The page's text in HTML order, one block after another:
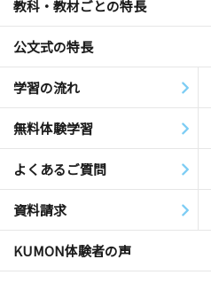
教科・教材ごとの特長
公文式の特長
学習の流れ
無料体験学習
よくあるご質問
資料請求
KUMON体験者の声